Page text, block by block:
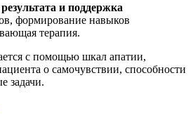
и поддержка
формирование навыков
терапия.
с помощью шкал апатии,
о самочувствии, способности
задачи.